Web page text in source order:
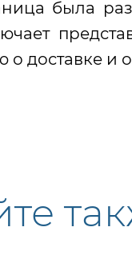
была
доставке и